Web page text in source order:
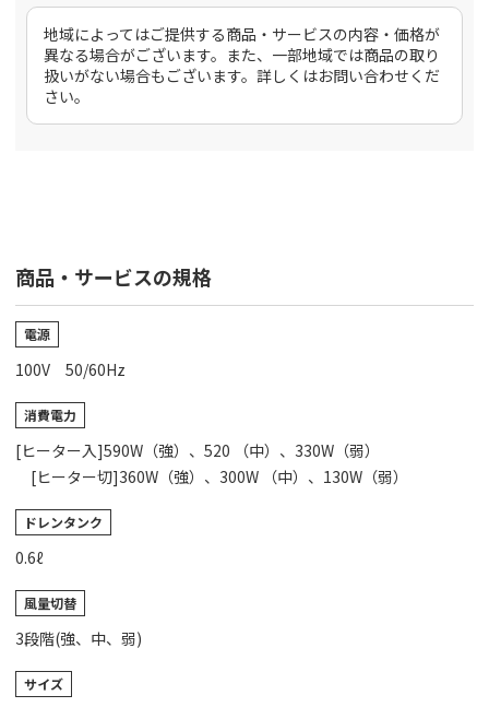
地域によってはご提供する商品・サービスの内容・価格が
異なる場合がございます。また、一部地域では商品の取り
扱いがない場合もございます。詳しくはお問い合わせくだ
さい。
商品・サービスの規格
電源
100V 50/60Hz
消費電力
[ヒーター入]590W（強）、520 （中）、330W（弱）
[ヒーター切]360W（強）、300W （中）、130W（弱）
ドレンタンク
0.6ℓ
風量切替
3段階(強、中、弱)
サイズ